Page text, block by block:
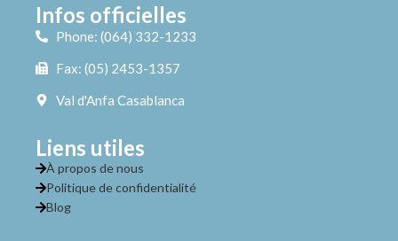
Infos officielles
Phone: (064) 332-1233
Fax: (05) 2453-1357
Val d'Anfa Casablanca
Liens utiles
À propos de nous
Politique de confidentialité
Blog